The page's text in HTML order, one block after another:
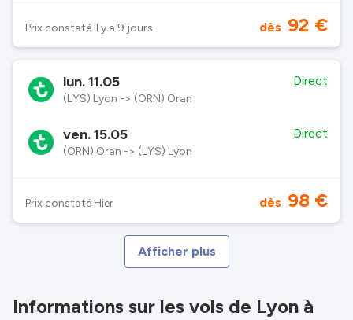
Prix constaté Il y a 9 jours dès 92 €
lun. 11.05
(LYS) Lyon -> (ORN) Oran
Direct
ven. 15.05
(ORN) Oran -> (LYS) Lyon
Direct
Prix constaté Hier dès 98 €
Afficher plus
Informations sur les vols de Lyon à